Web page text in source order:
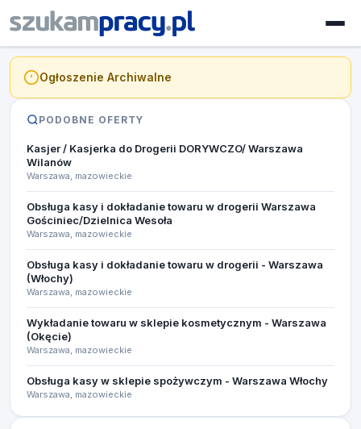
Ogłoszenie Archiwalne
PODOBNE OFERTY
Kasjer / Kasjerka do Drogerii DORYWCZO/ Warszawa
Wilanów
Warszawa, mazowieckie
Obsługa kasy i dokładanie towaru w drogerii Warszawa
Gościniec/Dzielnica Wesoła
Warszawa, mazowieckie
Obsługa kasy i dokładanie towaru w drogerii - Warszawa
(Włochy)
Warszawa, mazowieckie
Wykładanie towaru w sklepie kosmetycznym - Warszawa
(Okęcie)
Warszawa, mazowieckie
Obsługa kasy w sklepie spożywczym - Warszawa Włochy
Warszawa, mazowieckie